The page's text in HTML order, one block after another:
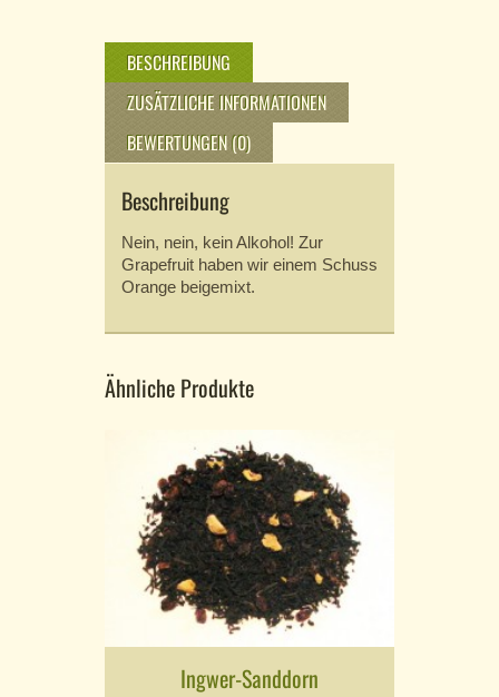
BESCHREIBUNG
ZUSÄTZLICHE INFORMATIONEN
BEWERTUNGEN (0)
Beschreibung
Nein, nein, kein Alkohol! Zur
Grapefruit haben wir einem Schuss
Orange beigemixt.
Ähnliche Produkte
Ingwer-Sanddorn